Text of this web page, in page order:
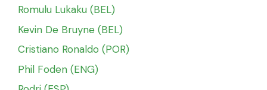
Romulu Lukaku (BEL)
Kevin De Bruyne (BEL)
Cristiano Ronaldo (POR)
Phil Foden (ENG)